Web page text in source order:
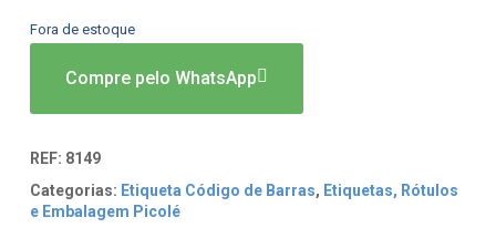
Fora de estoque
Compre pelo WhatsApp
REF: 8149
Categorias: Etiqueta Código de Barras, Etiquetas, Rótulos
e Embalagem Picolé